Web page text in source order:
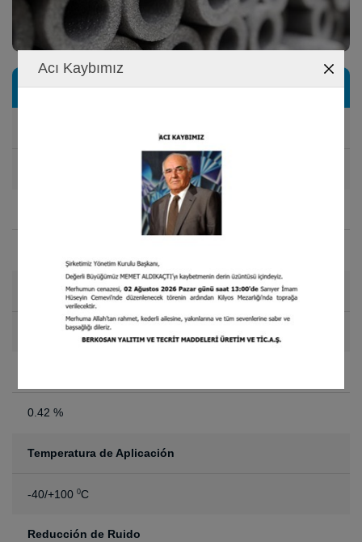
Especificaciones Técnicas
Valor de Conductividad Térmica
Permeabilidad al Vapor de Agua
5000 m £
0.42 %
Temperatura de Aplicación
-40/+1000C
Reducción de Ruido
Acı Kaybımız